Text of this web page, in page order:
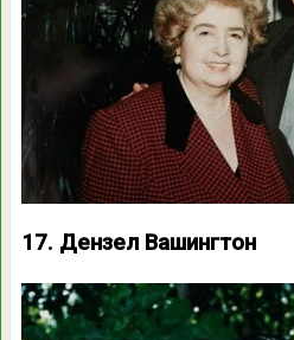
17. Дензел Вашингтон